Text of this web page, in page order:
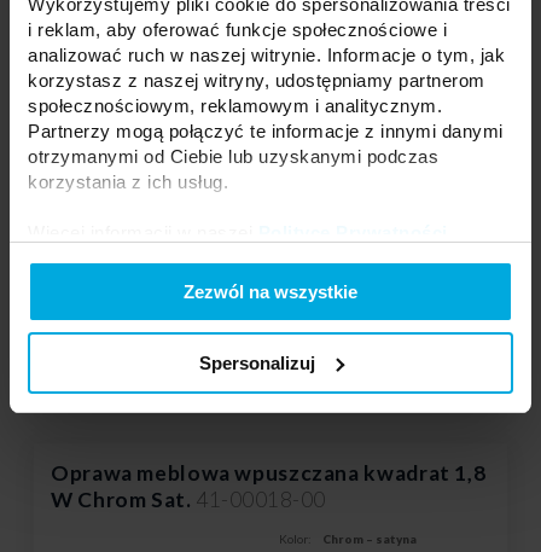
i reklam, aby oferować funkcje społecznościowe i
analizować ruch w naszej witrynie. Informacje o tym, jak
korzystasz z naszej witryny, udostępniamy partnerom
społecznościowym, reklamowym i analitycznym.
Partnerzy mogą połączyć te informacje z innymi danymi
otrzymanymi od Ciebie lub uzyskanymi podczas
korzystania z ich usług.
Zezwól na wszystkie
Spersonalizuj
Twoja cena:
Skontaktuj się z Twoim
Podmiot odpowiedzialny: Idea Led Mateusz Banasik, ul. Jana
Oprawa meblowa wpuszczana kwadrat 1,8
W Chrom Sat. 41-00018-00
Kolor: Chrom – satyna